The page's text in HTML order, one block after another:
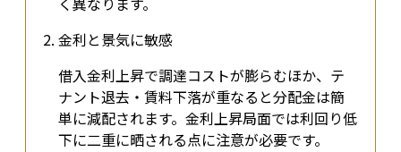
金利と景気に敏感
借入金利上昇で調達コストが膨らむほか、テ
ナント退去・賃料下落が重なると分配金は簡
単に減配されます。金利上昇局面では利回り低
下に二重に晒される点に注意が必要です。